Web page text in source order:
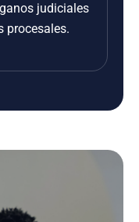
judiciales
procesales.